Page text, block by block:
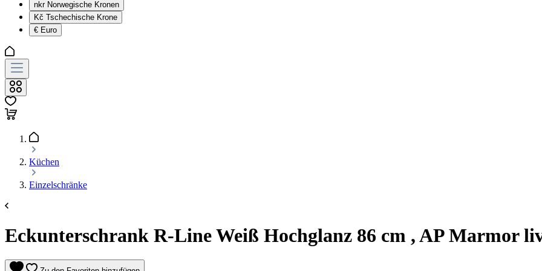
nkr Norwegische Kronen
Kč Tschechische Krone
€ Euro
Küchen
Einzelschränke
Eckunterschrank R-Line Weiß Hochglanz 86 cm , AP Marmor